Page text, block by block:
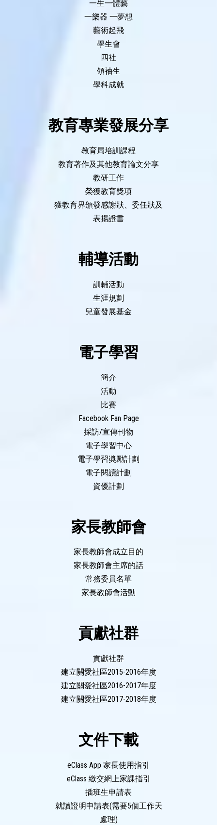
一生一體藝
一樂器 一夢想
藝術起飛
學生會
四社
領袖生
學科成就
教育專業發展分享
教育局培訓課程
教育著作及其他教育論文分享
教研工作
榮獲教育獎項
獲教育界頒發感謝狀、委任狀及
表揚證書
輔導活動
訓輔活動
生涯規劃
兒童發展基金
電子學習
簡介
活動
比賽
Facebook Fan Page
採訪/宣傳刊物
電子學習中心
電子學習奬勵計劃
電子閱讀計劃
資優計劃
家長教師會
家長教師會成立目的
家長教師會主席的話
常務委員名單
家長教師會活動
貢獻社群
貢獻社群
建立關愛社區2015-2016年度
建立關愛社區2016-2017年度
建立關愛社區2017-2018年度
文件下載
eClass App 家長使用指引
eClass 繳交網上家課指引
插班生申請表
就讀證明申請表(需要5個工作天
處理)